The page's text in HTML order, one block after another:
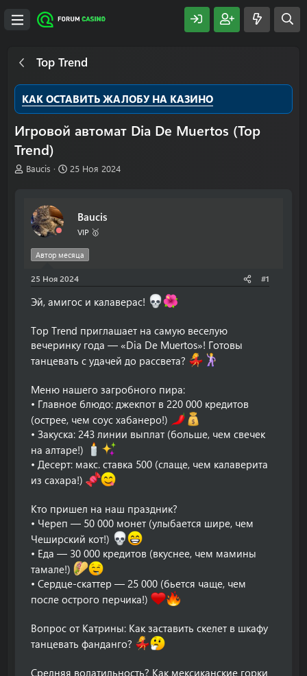
Top Trend
КАК ОСТАВИТЬ ЖАЛОБУ НА КАЗИНО
Игровой автомат Dia De Muertos (Top
Trend)
А
Baucis
Д
а
а
25 Ноя 2024
Baucis
VIP 🥇
Автор месяца
25 Ноя 2024 #1
Эй, амигос и калаверас!
Top Trend приглашает на самую веселую
вечеринку года — «Dia De Muertos»! Готовы
танцевать с удачей до рассвета?
Меню нашего загробного пира:
• Главное блюдо: джекпот в 220 000 кредитов
(острее, чем соус хабанеро!)
• Закуска: 243 линии выплат (больше, чем свечек
на алтаре!)
• Десерт: макс. ставка 500 (слаще, чем калаверита
из сахара!)
Кто пришел на наш праздник?
• Череп — 50 000 монет (улыбается шире, чем
Чеширский кот!)
• Еда — 30 000 кредитов (вкуснее, чем мамины
тамале!)
• Сердце-скаттер — 25 000 (бьется чаще, чем
после острого перчика!)
Вопрос от Катрины: Как заставить скелет в шкафу
танцевать фанданго?
Средняя волатильность? Как мексиканские горки